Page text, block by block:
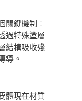
關鍵機制：
過特殊塗層
結構吸收殘
導。
體現在材質